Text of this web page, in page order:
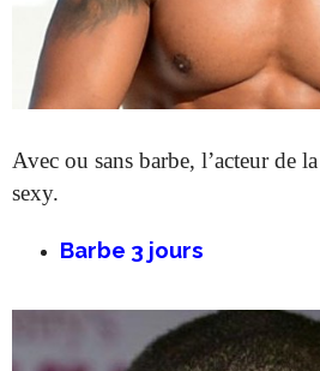
Avec ou sans barbe, l’acteur de
sexy.
Barbe 3 jours